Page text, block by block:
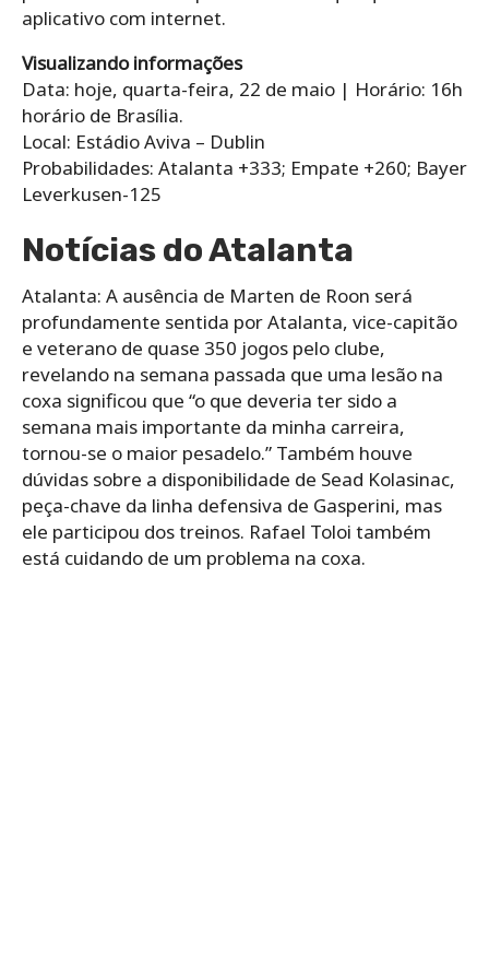
aplicativo com internet.
Visualizando informações
Data: hoje, quarta-feira, 22 de maio | Horário: 16h
horário de Brasília.
Local: Estádio Aviva – Dublin
Probabilidades: Atalanta +333; Empate +260; Bayer
Leverkusen-125
Notícias do Atalanta
Atalanta: A ausência de Marten de Roon será
profundamente sentida por Atalanta, vice-capitão
e veterano de quase 350 jogos pelo clube,
revelando na semana passada que uma lesão na
coxa significou que “o que deveria ter sido a
semana mais importante da minha carreira,
tornou-se o maior pesadelo.” Também houve
dúvidas sobre a disponibilidade de Sead Kolasinac,
peça-chave da linha defensiva de Gasperini, mas
ele participou dos treinos. Rafael Toloi também
está cuidando de um problema na coxa.